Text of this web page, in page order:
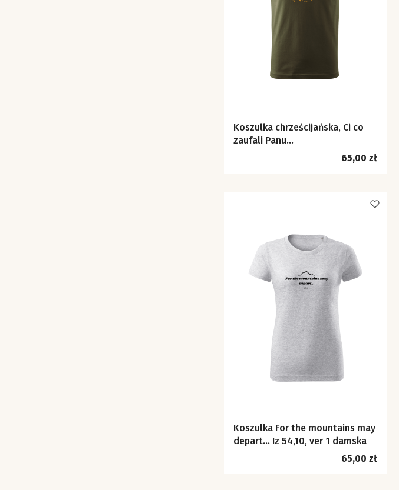
Koszulka chrześcijańska, Ci co
zaufali Panu...
Cena
65,00 zł
Koszulka For the mountains may
depart… Iz 54,10, ver 1 damska
Cena
65,00 zł